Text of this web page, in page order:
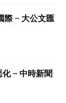
際 – 大公文匯
– 中時新聞